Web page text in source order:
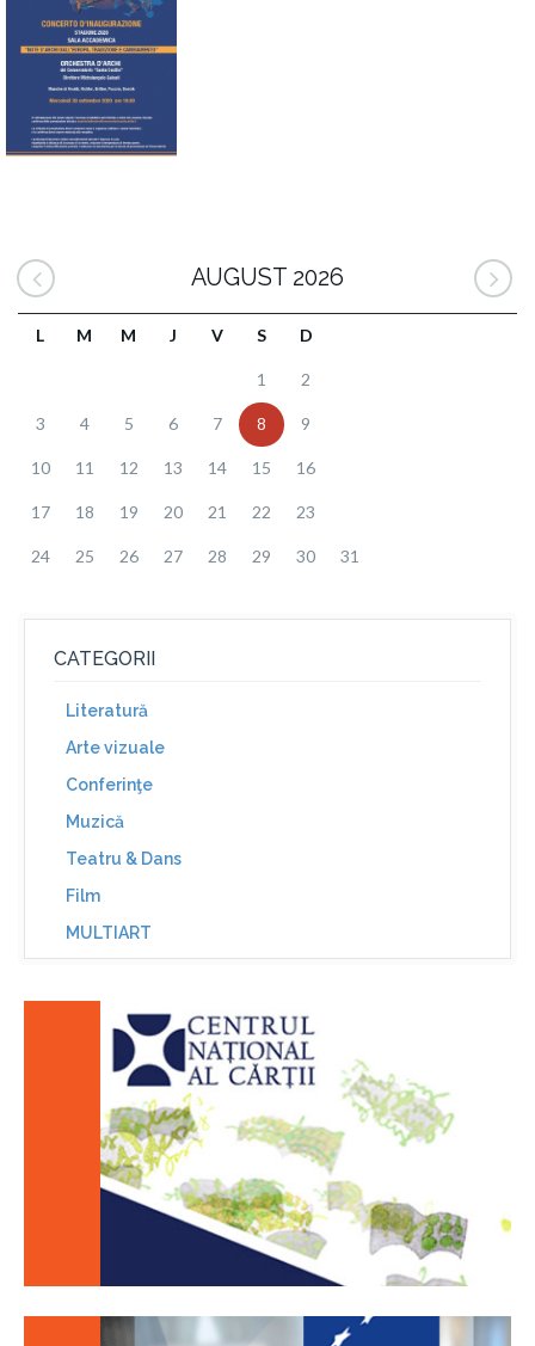
AUGUST 2026
L M M J V S D
1 2
3 4 5 6 7 8 9
10 11 12 13 14 15 16
17 18 19 20 21 22 23
24 25 26 27 28 29 30 31
CATEGORII
Literatură
Arte vizuale
Conferinţe
Muzică
Teatru & Dans
Film
MULTIART